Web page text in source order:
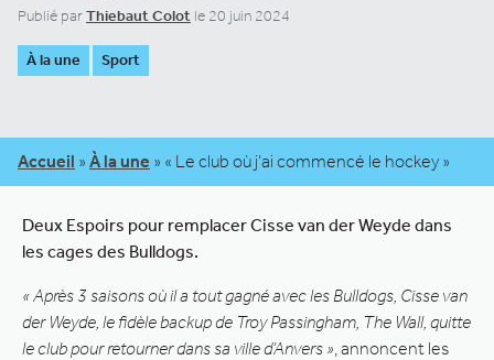
Publié parThiebaut Colot le 20 juin 2024
À la une Sport
Accueil » À la une » « Le club où j’ai commencé le hockey »
Deux Espoirs pour remplacer Cisse van der Weyde dans
les cages des Bulldogs.
« Après 3 saisons où il a tout gagné avec les Bulldogs, Cisse van
der Weyde, le fidèle backup de Troy Passingham, The Wall, quitte
le club pour retourner dans sa ville d’Anvers » , annoncent les